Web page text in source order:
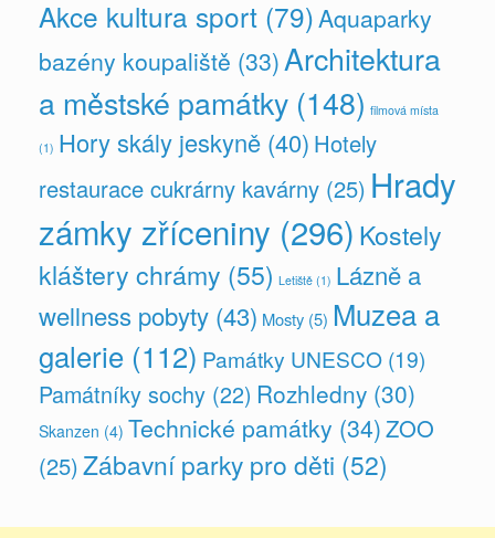
Akce kultura sport (79)Aquaparky
bazény koupaliště (33)Architektura
a městské památky (148) filmová místa
(1) Hory skály jeskyně (40) Hotely
restaurace cukrárny kavárny (25) Hrady
zámky zříceniny (296) Kostely
kláštery chrámy (55) Letiště (1) Lázně a
wellness pobyty (43) Mosty (5) Muzea a
galerie (112) Památky UNESCO (19)
Památníky sochy (22) Rozhledny (30)
Skanzen (4) Technické památky (34)ZOO
(25)Zábavní parky pro děti (52)